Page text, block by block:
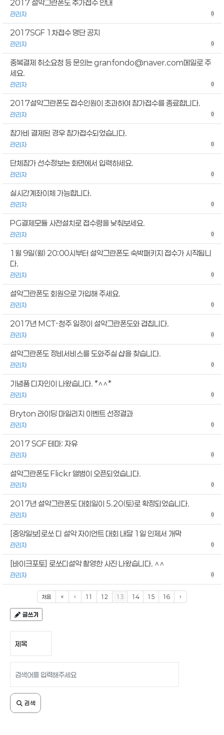
2017 설악그란폰도 추가접수 안내
관리자 0
2017SGF 1차접수 명단 공지
관리자 0
중복결제 취소요청 등 문의는 granfondo@naver.com메일로 주
세요.
관리자 0
2017설악그란폰도 접수인원이 초과하여 참가접수를 종료합니다.
관리자 0
참가비 결제된 경우 참가접수되었습니다.
관리자 0
단체참가 선수정보는 화면에서 입력하세요.
관리자 0
실시간계좌이체 가능합니다.
관리자 0
PG결제모듈 사전설치로 접수령을 낮춰보세요.
관리자 0
1월 9일(월) 20:00시부터 설악그란폰도 숙박패키지 접수가 시작됩니
다.
관리자 0
설악그란폰도 회원으로 가입해 주세요.
관리자 0
2017년 MCT-청주 일정이 설악그란폰도와 겹칩니다.
관리자 0
설악그란폰도 정비서비스를 도와주실 샵을 찾습니다.
관리자 0
기념품 디자인이 나왔습니다. *^^*
관리자 0
Bryton 라이딩 마일리지 이벤트 선정결과
관리자 0
2017 SGF 테마: 자유
관리자 0
설악그란폰도 Flickr 앨범이 오픈되었습니다.
관리자 0
2017년 설악그란폰도 대회일이 5.20(토)로 확정되었습니다.
관리자 0
[중앙일보]로쏘 디 설악 자이언트 대회 내달 1일 인제서 개막
관리자 0
[바이크포토] 로쏘디설악 촬영한 사진 나왔습니다. ^^
관리자 0
처음 « ‹ 11 12 13 14 15 16 ›
글쓰기
검색